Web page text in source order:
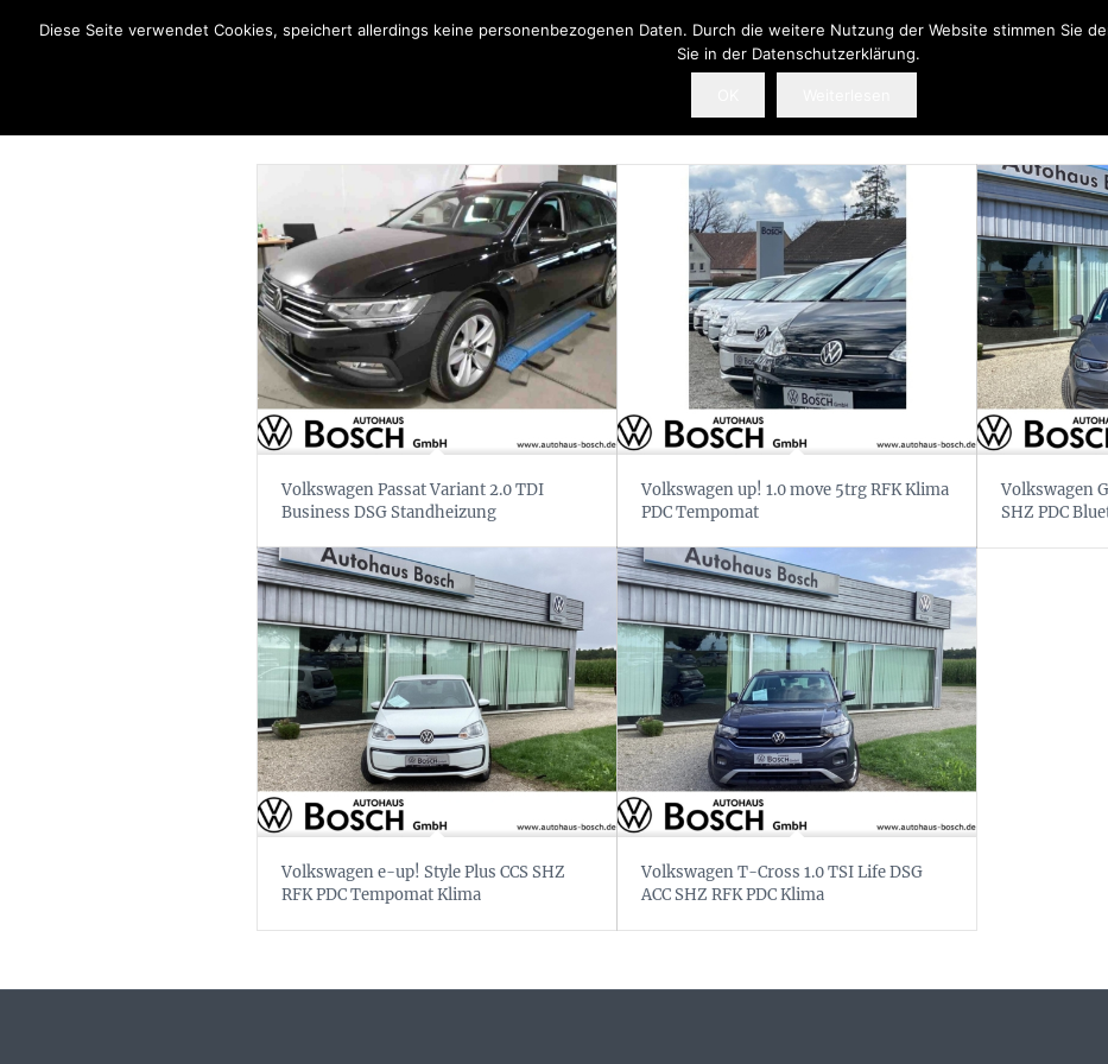
Volkswagen Passat Variant 2.0 TDI
Business DSG Standheizung
Volkswagen up! 1.0 move 5trg RFK Klima
PDC Tempomat
Volkswagen
SHZ PDC
Volkswagen e-up! Style Plus CCS SHZ
RFK PDC Tempomat Klima
Volkswagen T-Cross 1.0 TSI Life DSG
ACC SHZ RFK PDC Klima
Diese Seite verwendet Cookies, speichert allerdings keine personenbezogenen Daten. Durch die weitere Nutzung der Website stimmen Sie
Sie in der Datenschutzerklärung.